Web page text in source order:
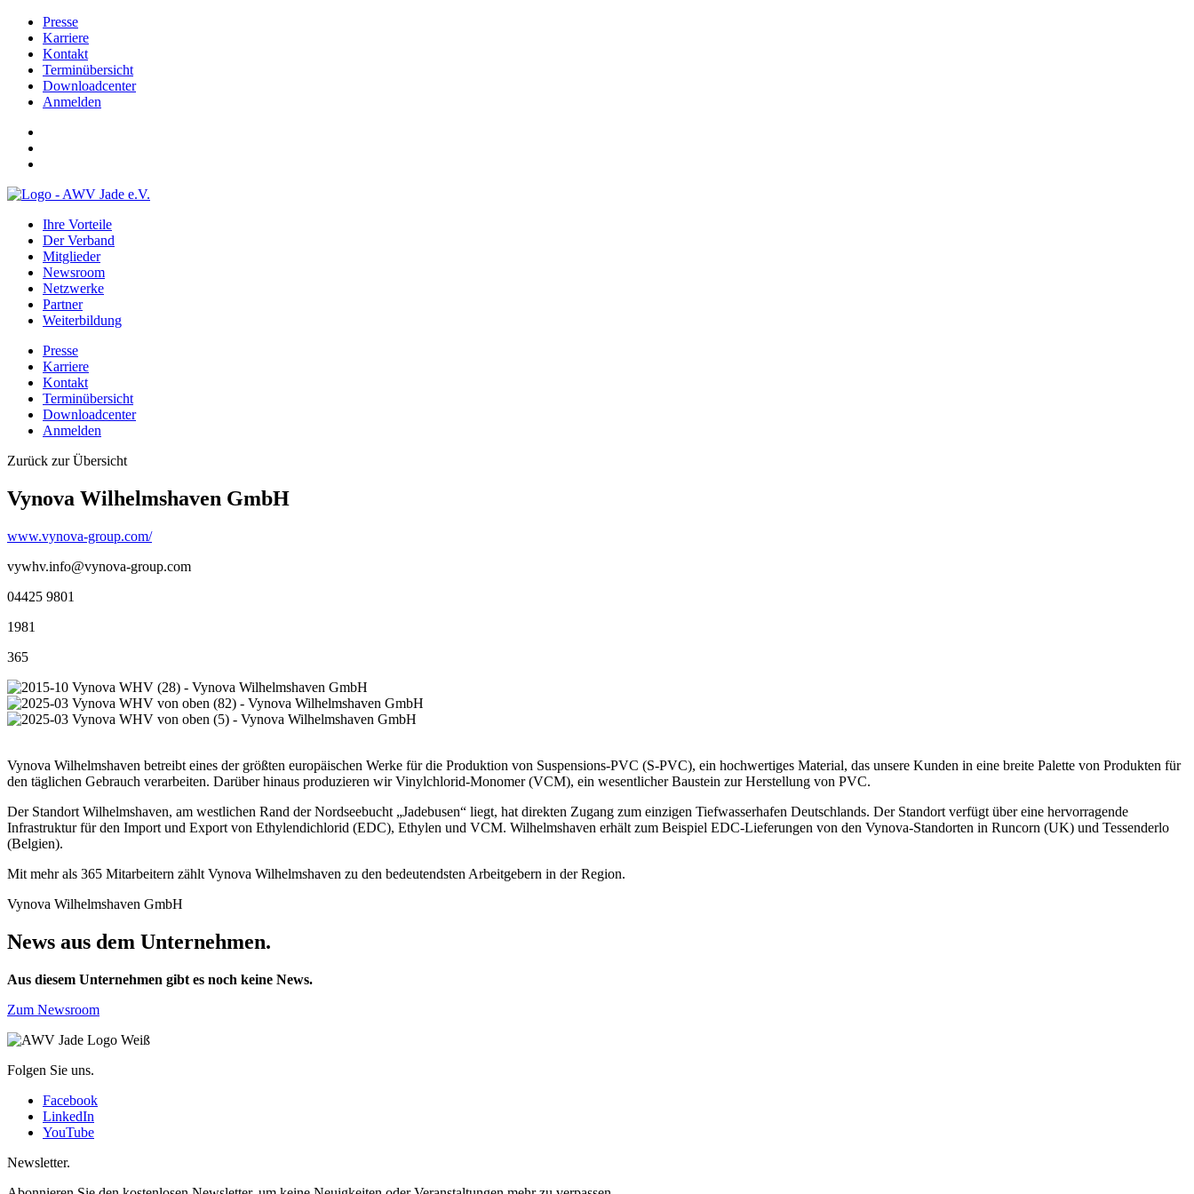
Presse
Karriere
Kontakt
Terminübersicht
Downloadcenter
Anmelden
Ihre Vorteile
Der Verband
Mitglieder
Newsroom
Netzwerke
Partner
Weiterbildung
Presse
Karriere
Kontakt
Terminübersicht
Downloadcenter
Anmelden
Zurück zur Übersicht
Vynova Wilhelmshaven GmbH
www.vynova-group.com/
vywhv.info@vynova-group.com
04425 9801
1981
365
Vynova Wilhelmshaven betreibt eines der größten europäischen Werke für die Produktion von Suspensions-PVC (S-PVC), ein hochwertiges Material, das unsere Kunden in eine breite Palette von Produkten für
den täglichen Gebrauch verarbeiten. Darüber hinaus produzieren wir Vinylchlorid-Monomer (VCM), ein wesentlicher Baustein zur Herstellung von PVC.
Der Standort Wilhelmshaven, am westlichen Rand der Nordseebucht „Jadebusen“ liegt, hat direkten Zugang zum einzigen Tiefwasserhafen Deutschlands. Der Standort verfügt über eine hervorragende
Infrastruktur für den Import und Export von Ethylendichlorid (EDC), Ethylen und VCM. Wilhelmshaven erhält zum Beispiel EDC-Lieferungen von den Vynova-Standorten in Runcorn (UK) und Tessenderlo
(Belgien).
Mit mehr als 365 Mitarbeitern zählt Vynova Wilhelmshaven zu den bedeutendsten Arbeitgebern in der Region.
Vynova Wilhelmshaven GmbH
News aus dem Unternehmen.
Aus diesem Unternehmen gibt es noch keine News.
Zum Newsroom
Folgen Sie uns.
Facebook
LinkedIn
YouTube
Newsletter.